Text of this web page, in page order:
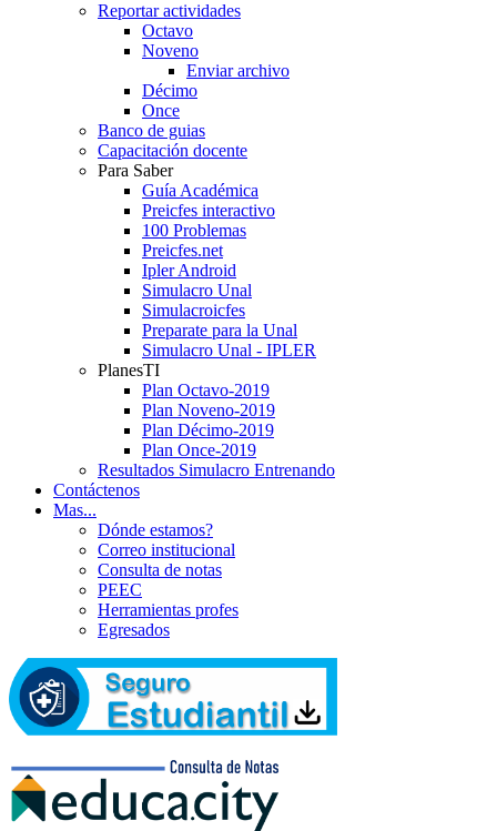
Reportar actividades
Octavo
Noveno
Enviar archivo
Décimo
Once
Banco de guias
Capacitación docente
Para Saber
Guía Académica
Preicfes interactivo
100 Problemas
Preicfes.net
Ipler Android
Simulacro Unal
Simulacroicfes
Preparate para la Unal
Simulacro Unal - IPLER
PlanesTI
Plan Octavo-2019
Plan Noveno-2019
Plan Décimo-2019
Plan Once-2019
Resultados Simulacro Entrenando
Contáctenos
Mas...
Dónde estamos?
Correo institucional
Consulta de notas
PEEC
Herramientas profes
Egresados